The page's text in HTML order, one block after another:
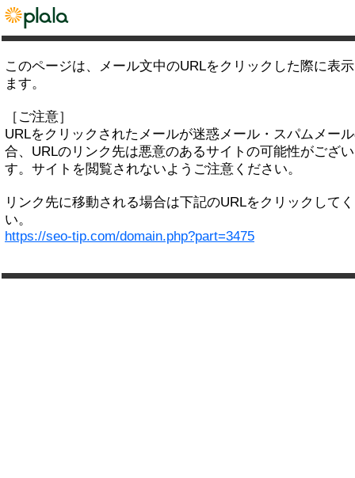
このページは、メール文中のURLをクリックした際に表
ます。
［ご注意］
URLをクリックされたメールが迷惑メール・スパムメー
合、URLのリンク先は悪意のあるサイトの可能性がござ
す。サイトを閲覧されないようご注意ください。
リンク先に移動される場合は下記のURLをクリックして
い。
https://seo-tip.com/domain.php?part=3475